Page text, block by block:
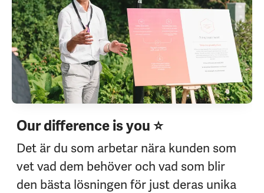
Our difference is you ⭐
Det är du som arbetar nära kunden som
vet vad dem behöver och vad som blir
den bästa lösningen för just deras unika